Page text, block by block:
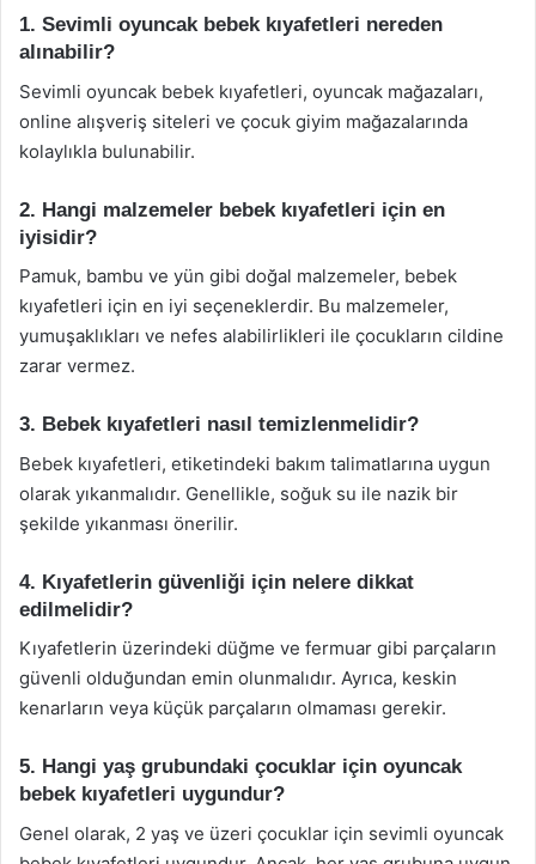
1. Sevimli oyuncak bebek kıyafetleri nereden
alınabilir?
Sevimli oyuncak bebek kıyafetleri, oyuncak mağazaları,
online alışveriş siteleri ve çocuk giyim mağazalarında
kolaylıkla bulunabilir.
2. Hangi malzemeler bebek kıyafetleri için en
iyisidir?
Pamuk, bambu ve yün gibi doğal malzemeler, bebek
kıyafetleri için en iyi seçeneklerdir. Bu malzemeler,
yumuşaklıkları ve nefes alabilirlikleri ile çocukların cildine
zarar vermez.
3. Bebek kıyafetleri nasıl temizlenmelidir?
Bebek kıyafetleri, etiketindeki bakım talimatlarına uygun
olarak yıkanmalıdır. Genellikle, soğuk su ile nazik bir
şekilde yıkanması önerilir.
4. Kıyafetlerin güvenliği için nelere dikkat
edilmelidir?
Kıyafetlerin üzerindeki düğme ve fermuar gibi parçaların
güvenli olduğundan emin olunmalıdır. Ayrıca, keskin
kenarların veya küçük parçaların olmaması gerekir.
5. Hangi yaş grubundaki çocuklar için oyuncak
bebek kıyafetleri uygundur?
Genel olarak, 2 yaş ve üzeri çocuklar için sevimli oyuncak